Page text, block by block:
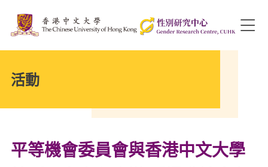
活動
平等機會委員會與香港中文大學